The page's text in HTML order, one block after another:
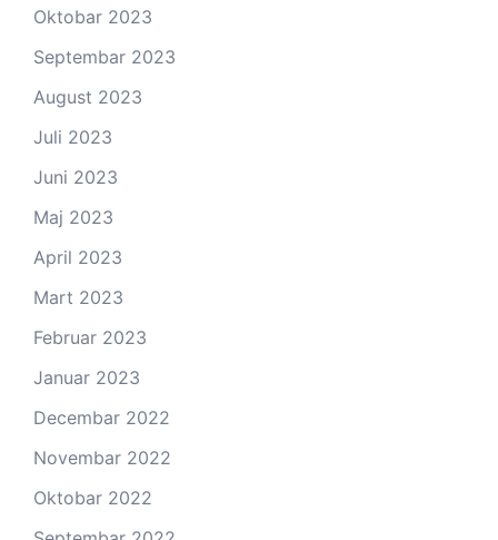
Oktobar 2023
Septembar 2023
August 2023
Juli 2023
Juni 2023
Maj 2023
April 2023
Mart 2023
Februar 2023
Januar 2023
Decembar 2022
Novembar 2022
Oktobar 2022